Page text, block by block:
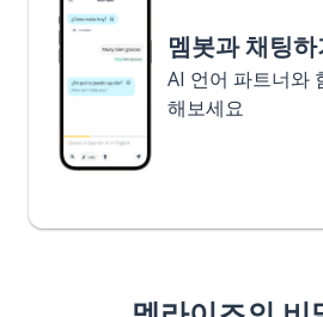
멤봇과 채팅하
AI 언어 파트너와
해보세요